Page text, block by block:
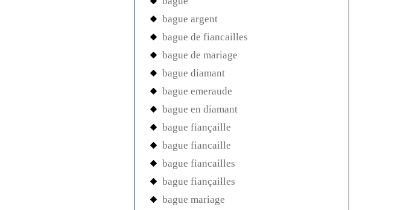
bague argent
bague de fiancailles
bague de mariage
bague diamant
bague emeraude
bague en diamant
bague fiançaille
bague fiancaille
bague fiancailles
bague fiançailles
bague mariage